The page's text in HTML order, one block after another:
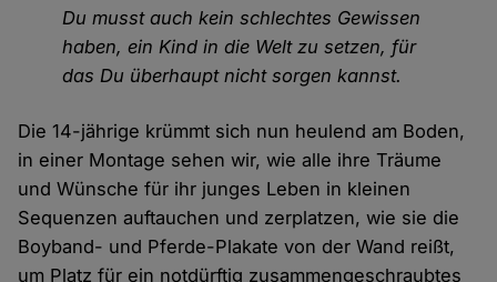
Du musst auch kein schlechtes Gewissen
haben, ein Kind in die Welt zu setzen, für
das Du überhaupt nicht sorgen kannst.
Die 14-jährige krümmt sich nun heulend am Boden,
in einer Montage sehen wir, wie alle ihre Träume
und Wünsche für ihr junges Leben in kleinen
Sequenzen auftauchen und zerplatzen, wie sie die
Boyband- und Pferde-Plakate von der Wand reißt,
um Platz für ein notdürftig zusammengeschraubtes